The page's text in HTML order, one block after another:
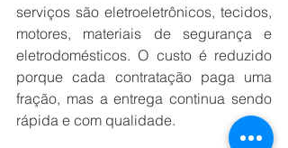
serviços são eletroeletrônicos, tecidos,
motores, materiais de segurança e
eletrodomésticos. O custo é reduzido
porque cada contratação paga uma
fração, mas a entrega continua sendo
rápida e com qualidade.